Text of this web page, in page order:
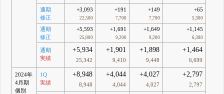
通期
修正
+3,093
22,500
+191
7,700
+149
7,700
+65
5,300
通期
修正
+5,593
25,000
+1,691
9,200
+1,649
9,200
+1,145
6,380
通期
実績
+5,934
25,342
+1,901
9,410
+1,898
9,448
+1,464
6,699
2024年
4月期
個別
1Q
実績
+8,948
8,948
+4,044
4,044
+4,027
4,027
+2,797
2,797